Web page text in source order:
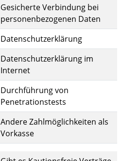
Gesicherte Verbindung bei
personenbezogenen Daten
Datenschutzerklärung
Datenschutzerklärung im
Internet
Durchführung von
Penetrationstests
Andere Zahlmöglichkeiten als
Vorkasse